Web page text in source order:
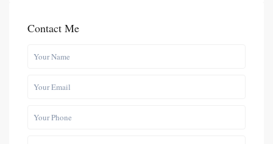
Contact Me